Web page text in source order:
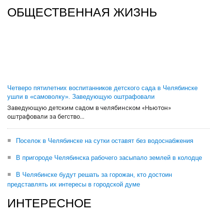
ОБЩЕСТВЕННАЯ ЖИЗНЬ
Четверо пятилетних воспитанников детского сада в Челябинске
ушли в «самоволку». Заведующую оштрафовали
Заведующую детским садом в челябинском «Ньютон»
оштрафовали за бегство...
Поселок в Челябинске на сутки оставят без водоснабжения
В пригороде Челябинска рабочего засыпало землей в колодце
В Челябинске будут решать за горожан, кто достоин
представлять их интересы в городской думе
ИНТЕРЕСНОЕ